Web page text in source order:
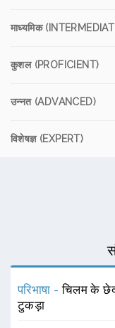
माध्यमिक
कुशल (PROFICIENT)
उन्नत (ADVANCED)
विशेषज्ञ (EXPERT)
परिभाषा -चिलम के
टुकड़ा